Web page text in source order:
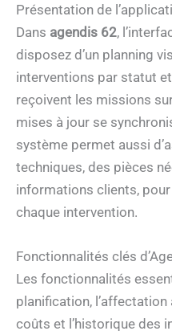
Présentation de
Dans agendis 62,
disposez d’un planning
interventions par statut
reçoivent les missions
mises à jour se
système permet aussi
techniques, des pièces
informations clients,
chaque intervention.
Fonctionnalités clés
Les fonctionnalités
planification,
coûts et l’historique des